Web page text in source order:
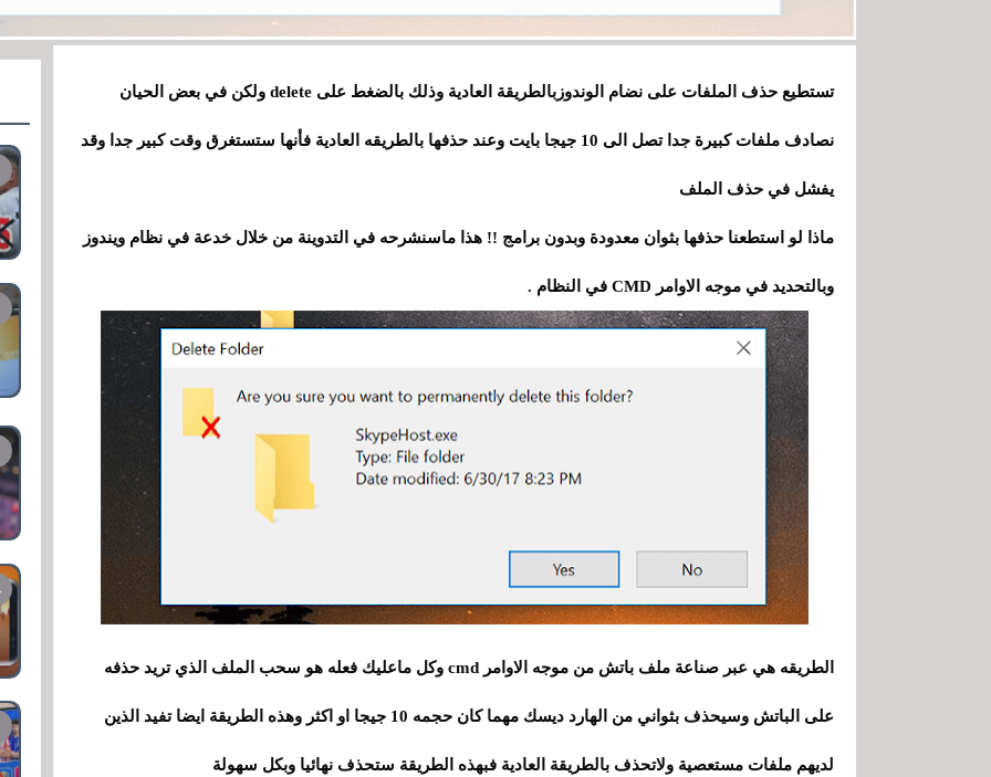
تستطيع حذف الملفات على نضام الوندوزبالطريقة العادية وذلك بالضغط على delete ولكن في بعض الحيان
نصادف ملفات كبيرة جدا تصل الى 10 جيجا بايت وعند حذفها بالطريقه العادية فأنها ستستغرق وقت كبير جدا وقد
يفشل في حذف الملف
ماذا لو استطعنا حذفها بثوان معدودة وبدون برامج !! هذا ماسنشرحه في التدوينة من خلال خدعة في نظام ويندوز
وبالتحديد في موجه الاوامر CMD في النظام .
الطريقه هي عبر صناعة ملف باتش من موجه الاوامر cmd وكل ماعليك فعله هو سحب الملف الذي تريد حذفه
على الباتش وسيحذف بثواني من الهارد ديسك مهما كان حجمه 10 جيجا او اكثر وهذه الطريقة ايضا تفيد الذين
لديهم ملفات مستعصية ولاتحذف بالطريقة العادية فبهذه الطريقة ستحذف نهائيا وبكل سهولة